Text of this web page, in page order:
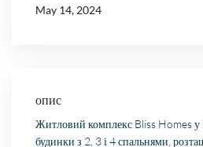
May 14, 2024
опис
Житловий комплекс Bliss Homes у
будинки з 2, 3 і 4 спальнями,